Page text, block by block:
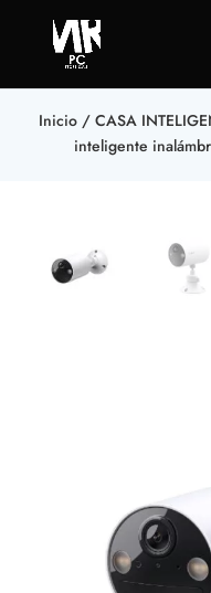
Inicio / CASA
inteligente